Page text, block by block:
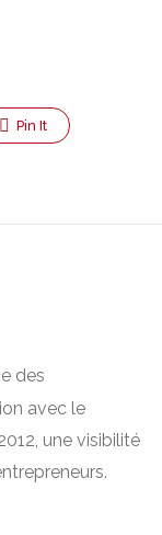
Pin It
des
avec le
une visibilité